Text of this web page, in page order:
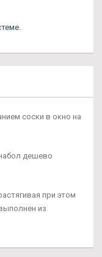
соски в окно на
дешево
при этом
из